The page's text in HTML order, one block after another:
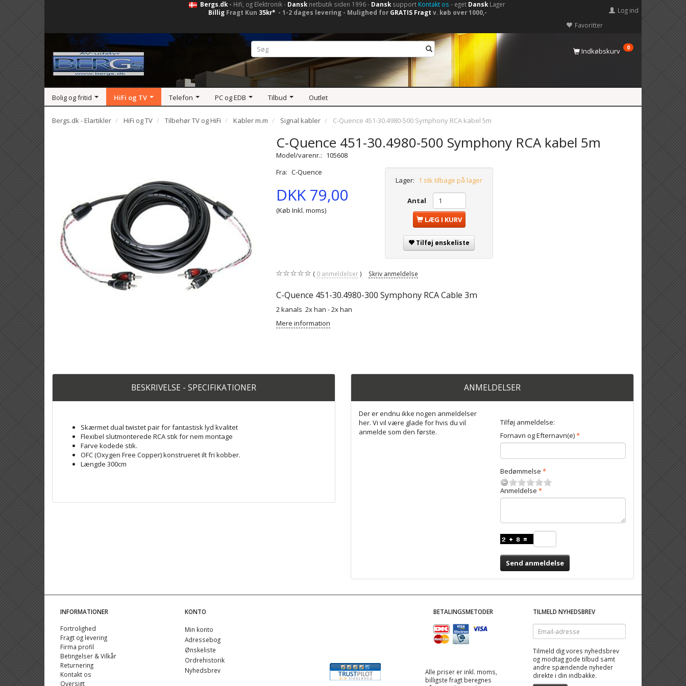
Bergs.dk- Hifi, og Elektronik - Dansknetbutik siden 1996 - Dansksupport Kontakt os - eget DanskLager
Billig Fragt Kun 35kr* - 1-2 dages levering - Mulighed for GRATIS Fragt v. køb over 1000,-
Favoritter
Log ind
Indkøbskurv 0
Bolig og fritid HiFi og TV Telefon PC og EDB Tilbud Outlet
Bergs.dk - Elartikler HiFi og TV Tilbehør TV og HiFi Kabler m.m Signal kabler C-Quence 451-30.4980-500 Symphony RCA kabel 5m
C-Quence 451-30.4980-500 Symphony RCA kabel 5m
Model/varenr.: 105608
Fra: C-Quence
DKK 79,00
(Køb Inkl. moms)
Lager: 1 stk tilbage på lager
Antal
LÆG I KURV
Tilføj ønskeliste
0anmeldelser Skriv anmeldelse
C-Quence 451-30.4980-300 Symphony RCA Cable 3m
2 kanals 2x han - 2x han
Mere information
BESKRIVELSE - SPECIFIKATIONER
Skærmet dual twistet pair for fantastisk lyd kvalitet
Flexibel slutmonterede RCA stik for nem montage
Farve kodede stik.
OFC (Oxygen Free Copper) konstrueret ilt fri kobber.
Længde 300cm
ANMELDELSER
Der er endnu ikke nogen anmeldelser
her. Vi vil være glade for hvis du vil
anmelde som den første.
Tilføj anmeldelse:
Fornavn og Efternavn(e)
Bedømmelse
Anmeldelse
Send anmeldelse
INFORMATIONER
Fortrolighed
Fragt og levering
Firma profil
Betingelser & Vilkår
Returnering
Kontakt os
Oversigt
KONTO
Min konto
Adressebog
Ønskeliste
Ordrehistorik
Nyhedsbrev
BETALINGSMETODER
Alle priser er inkl. moms,
billigste fragt beregnes
TILMELD NYHEDSBREV
Email-
adresse
Tilmeld dig vores nyhedsbrev
og modtag gode tilbud samt
andre spændende nyheder
direkte i din indbakke.